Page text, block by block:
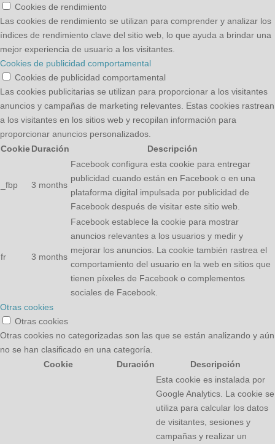
Cookies de rendimiento
Las cookies de rendimiento se utilizan para comprender y analizar los
índices de rendimiento clave del sitio web, lo que ayuda a brindar una
mejor experiencia de usuario a los visitantes.
Cookies de publicidad comportamental
Cookies de publicidad comportamental
Las cookies publicitarias se utilizan para proporcionar a los visitantes
anuncios y campañas de marketing relevantes. Estas cookies rastrean
a los visitantes en los sitios web y recopilan información para
proporcionar anuncios personalizados.
CookieDuración Descripción
_fbp 3 months
Facebook configura esta cookie para entregar
publicidad cuando están en Facebook o en una
plataforma digital impulsada por publicidad de
Facebook después de visitar este sitio web.
fr 3 months
Facebook establece la cookie para mostrar
anuncios relevantes a los usuarios y medir y
mejorar los anuncios. La cookie también rastrea el
comportamiento del usuario en la web en sitios que
tienen píxeles de Facebook o complementos
sociales de Facebook.
Otras cookies
Otras cookies
Otras cookies no categorizadas son las que se están analizando y aún
no se han clasificado en una categoría.
Cookie
Duración Descripción
Esta cookie es instalada por
Google Analytics. La cookie se
utiliza para calcular los datos
de visitantes, sesiones y
campañas y realizar un